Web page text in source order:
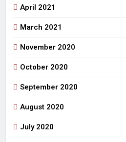
April 2021
March 2021
November 2020
October 2020
September 2020
August 2020
July 2020